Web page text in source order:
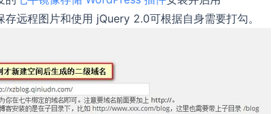
远程图片和使用 jQuery 2.0可根据自身需要打勾。